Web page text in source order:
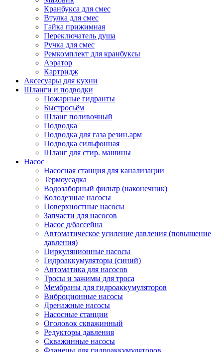
Кранбукса для смес
Втулка для смес
Гайка прижимная
Переключатель душа
Ручка для смес
Ремкомплект для кранбуксы
Аэратор
Картридж
Аксесуары для кухни
Шланги и подводки
Пожарные гидранты
Быстросьём
Шланг поливочный
Подводка
Подводка для газа резин.арм
Подводка сильфонная
Шланг для стир. машины
Насос
Насосная станция для канализации
Термоусадка
Водозаборный фильтр (наконечник)
Колодезные насосы
Поверхностные насосы
Запчасти для насосов
Насос д/бассейна
Автоматическое усиление давления (повышение
давления)
Циркуляционные насосы
Гидроаккумуляторы (синий)
Автоматика для насосов
Тросы и зажимы для троса
Мембраны для гидроаккумуляторов
Виброционные насосы
Дренажные насосы
Насосные станции
Оголовок скважинный
Редукторы давления
Скважинные насосы